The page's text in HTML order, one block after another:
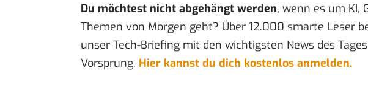
Du möchtest nicht abgehängt werden, wenn es um KI,
Themen von Morgen geht? Über 12.000 smarte Leser
unser Tech-Briefing mit den wichtigsten News des
Vorsprung. Hier kannst du dich kostenlos anmelden.